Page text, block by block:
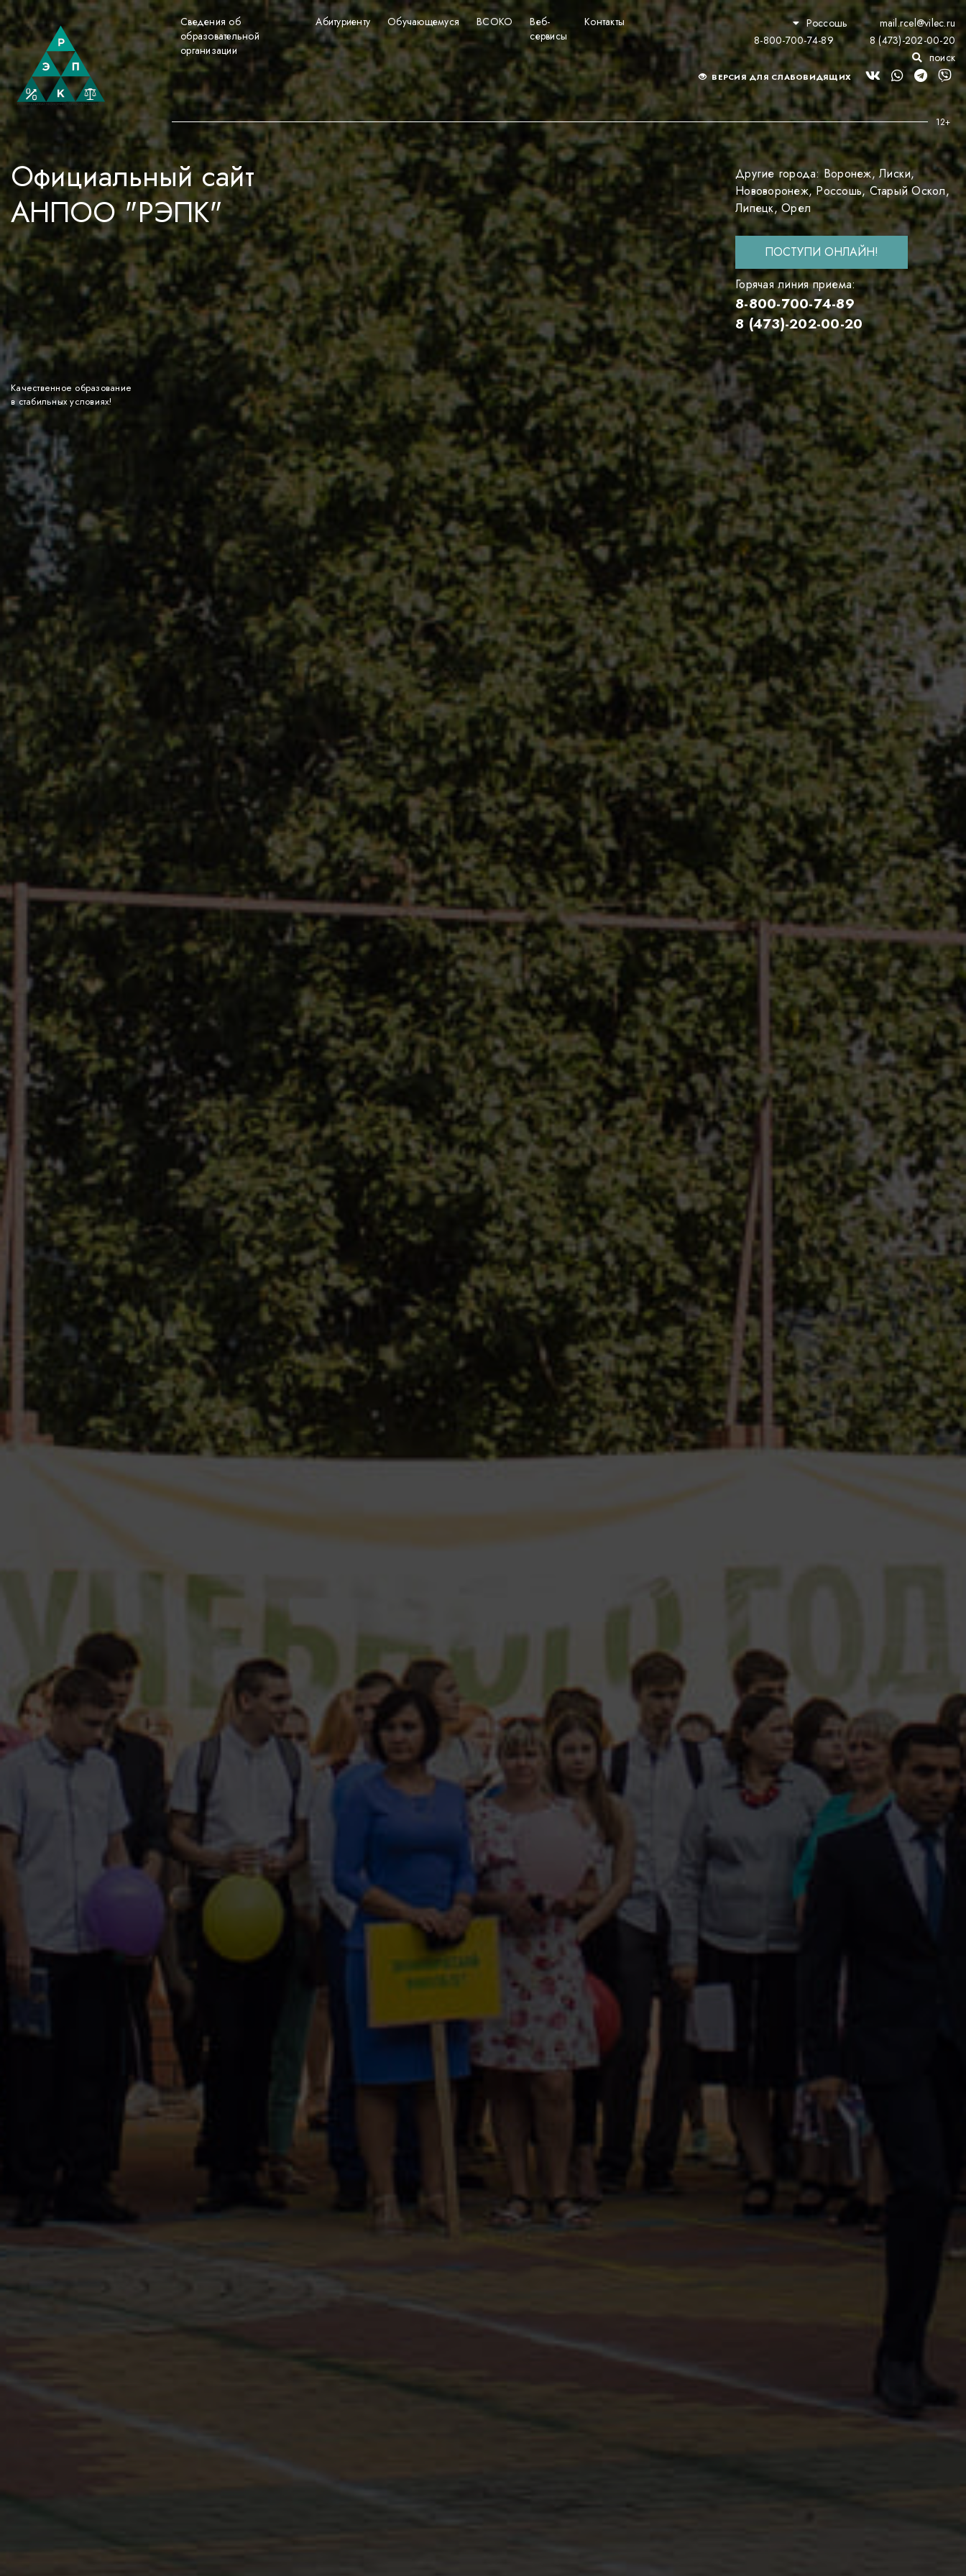
Сведения об
образовательной
организации
Абитуриенту Обучающемуся ВСОКО
Веб-
сервисы
Контакты Россошь
mail.rcel@vilec.ru
8-800-700-74-89
8 (473)-202-00-20
поиск
ВЕРСИЯ ДЛЯ СЛАБОВИДЯЩИХ
Официальный сайт
АНПОО "РЭПК"
Другие города: Воронеж,Лиски,
Нововоронеж,Россошь,Старый Оскол,
Липецк,Орел
ПОСТУПИ ОНЛАЙН!
Горячая линия приема:
8-800-700-74-89
8 (473)-202-00-20
Качественное образование
в стабильных условиях!